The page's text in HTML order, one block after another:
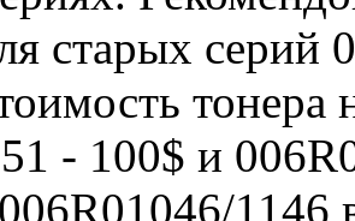
старых
- 100$ и
1146